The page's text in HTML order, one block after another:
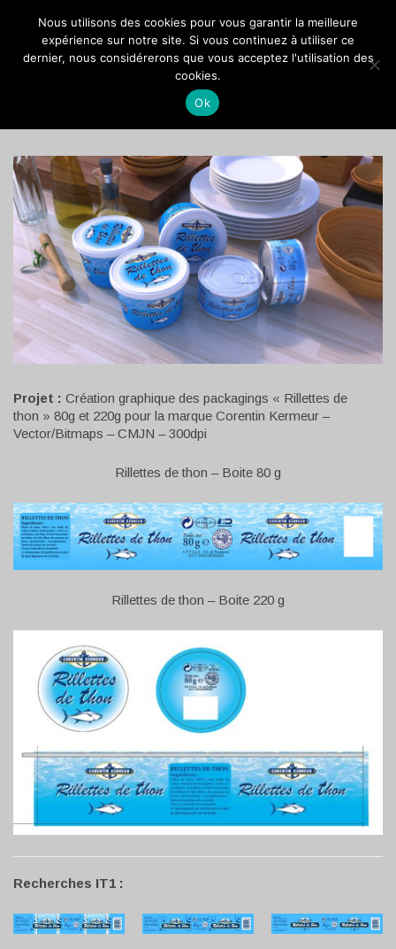
VOCANSON PROD
PAUL PAULET (CK) : RILETTE
DE THON
Projet : Création graphique des packagings « Rillettes de
thon » 80g et 220g pour la marque Corentin Kermeur –
Vector/Bitmaps – CMJN – 300dpi
Rillettes de thon – Boite 80 g
Rillettes de thon – Boite 220 g
Recherches IT1 :
Nous utilisons des cookies pour vous garantir la meilleure
expérience sur notre site. Si vous continuez à utiliser ce
dernier, nous considérerons que vous acceptez l'utilisation des
cookies.
Ok